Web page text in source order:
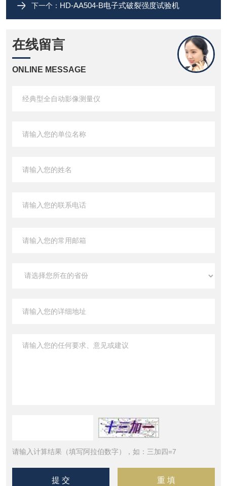
下一个： HD-AA504-B电子式破裂强度试验机
在线留言
ONLINE MESSAGE
请输入计算结果（填写阿拉伯数字），如：三加四=7